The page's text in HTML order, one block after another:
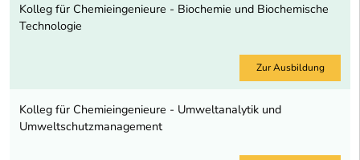
Kolleg für Chemieingenieure - Biochemie und Biochemische
Technologie
Zur Ausbildung
Kolleg für Chemieingenieure - Umweltanalytik und
Umweltschutzmanagement